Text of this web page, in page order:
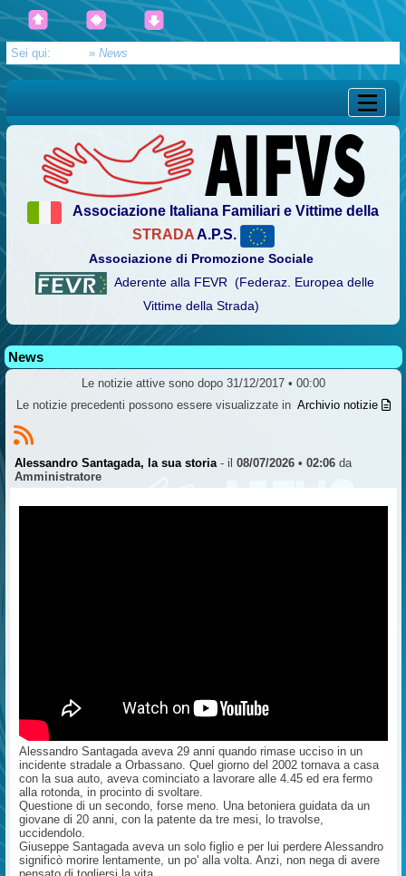
Sei qui: » News
Associazione Italiana Familiari e Vittime della
STRADAA.P.S.
Associazione di Promozione Sociale
Aderente alla FEVR (Federaz. Europea delle
Vittime della Strada)
News
Le notizie attive sono dopo 31/12/2017 • 00:00
Le notizie precedenti possono essere visualizzate in Archivio notizie
Alessandro Santagada, la sua storia - il 08/07/2026 • 02:06da
Amministratore
Alessandro Santagada aveva 29 anni quando rimase ucciso in un
incidente stradale a Orbassano. Quel giorno del 2002 tornava a casa
con la sua auto, aveva cominciato a lavorare alle 4.45 ed era fermo
alla rotonda, in procinto di svoltare.
Questione di un secondo, forse meno. Una betoniera guidata da un
giovane di 20 anni, con la patente da tre mesi, lo travolse,
uccidendolo.
Giuseppe Santagada aveva un solo figlio e per lui perdere Alessandro
significò morire lentamente, un po' alla volta. Anzi, non nega di avere